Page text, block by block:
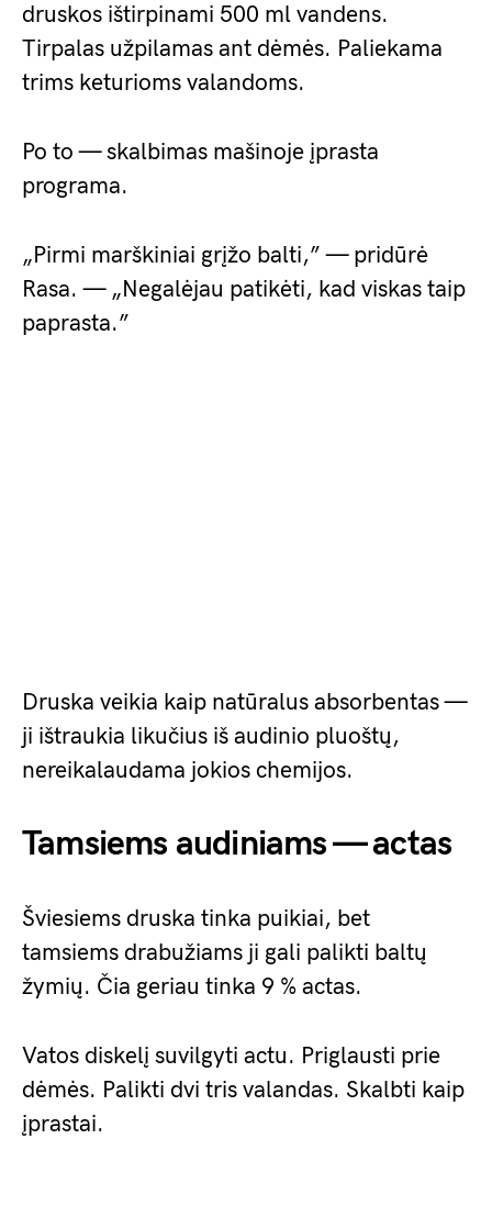
druskos ištirpinami 500 ml vandens.
Tirpalas užpilamas ant dėmės. Paliekama
trims keturioms valandoms.
Po to — skalbimas mašinoje įprasta
programa.
„Pirmi marškiniai grįžo balti,” — pridūrė
Rasa. — „Negalėjau patikėti, kad viskas taip
paprasta.”
Druska veikia kaip natūralus absorbentas —
ji ištraukia likučius iš audinio pluoštų,
nereikalaudama jokios chemijos.
Tamsiems audiniams — actas
Šviesiems druska tinka puikiai, bet
tamsiems drabužiams ji gali palikti baltų
žymių. Čia geriau tinka 9 % actas.
Vatos diskelį suvilgyti actu. Priglausti prie
dėmės. Palikti dvi tris valandas. Skalbti kaip
įprastai.